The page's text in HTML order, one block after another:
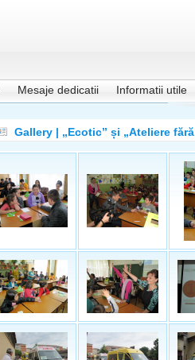
Mesaje dedicatii Informatii utile
Gallery | „Ecotic” și „Ateliere